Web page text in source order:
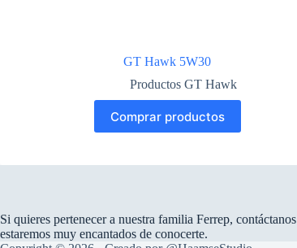
GT Hawk 5W30
Productos GT Hawk
Comprar productos
Si quieres pertenecer a nuestra familia Ferrep, contáctanos
estaremos muy encantados de conocerte.